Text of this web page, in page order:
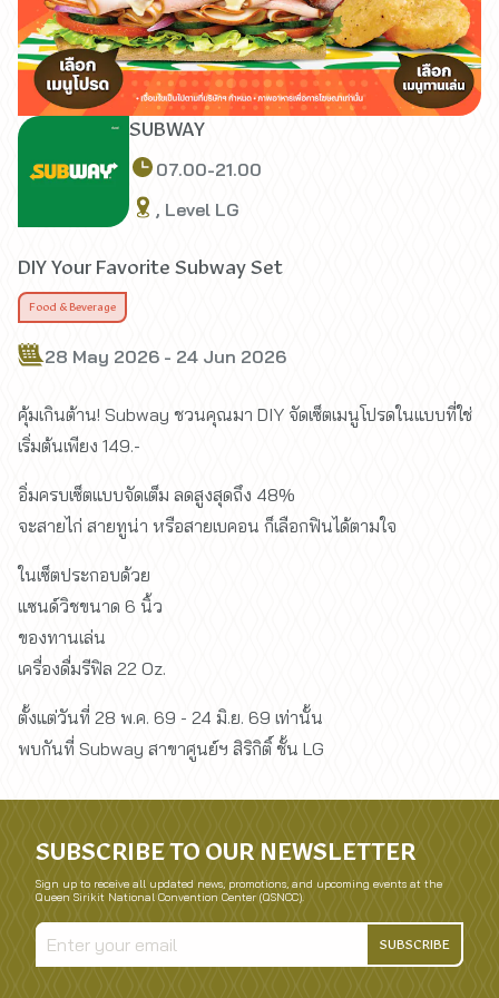
SUBWAY
07.00-21.00
, Level LG
DIY Your Favorite Subway Set
Food & Beverage
28 May 2026 - 24 Jun 2026
คุ้มเกินต้าน! Subway ชวนคุณมา DIY จัดเซ็ตเมนูโปรดในแบบที่ใช่
เริ่มต้นเพียง 149.-
อิ่มครบเซ็ตแบบจัดเต็ม ลดสูงสุดถึง 48%
จะสายไก่ สายทูน่า หรือสายเบคอน ก็เลือกฟินได้ตามใจ
ในเซ็ตประกอบด้วย
แซนด์วิชขนาด 6 นิ้ว
ของทานเล่น
เครื่องดื่มรีฟิล 22 Oz.
ตั้งแต่วันที่ 28 พ.ค. 69 - 24 มิ.ย. 69 เท่านั้น
พบกันที่ Subway สาขาศูนย์ฯ สิริกิติ์ ชั้น LG
SUBSCRIBE TO OUR NEWSLETTER
Sign up to receive all updated news, promotions, and upcoming events at the
Queen Sirikit National Convention Center (QSNCC).
SUBSCRIBE